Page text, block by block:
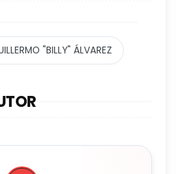
"BILLY" ÁLVAREZ